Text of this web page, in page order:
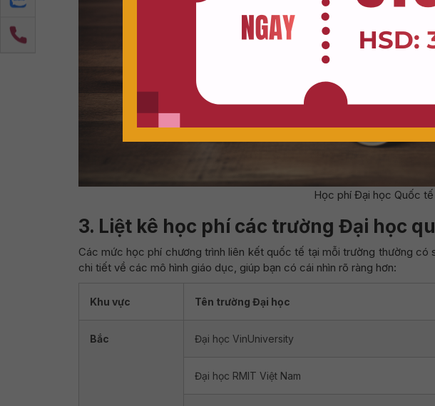
Học phí Đại học Quốc tế
3. Liệt kê học phí các trường Đại học
Các mức học phí chương trình liên kết quốc tế tại mỗi trường thường có
chi tiết về các mô hình giáo dục, giúp bạn có cái nhìn rõ ràng hơn:
Khu vực Tên trường Đại học
Bắc Đại học VinUniversity
Đại học RMIT Việt Nam
Đăng